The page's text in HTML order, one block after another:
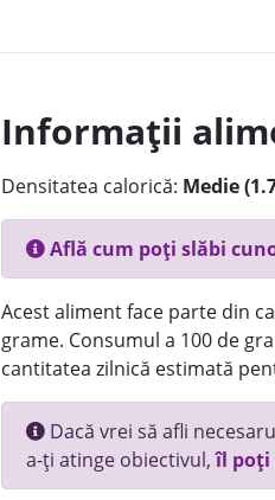
Informații
Densitatea calorică: Medie
Află cum poți slăbi
Acest aliment face parte din
grame. Consumul a 100 de
cantitatea zilnică estimată
Dacă vrei să afli
a-ți atinge obiectivul,îl poți